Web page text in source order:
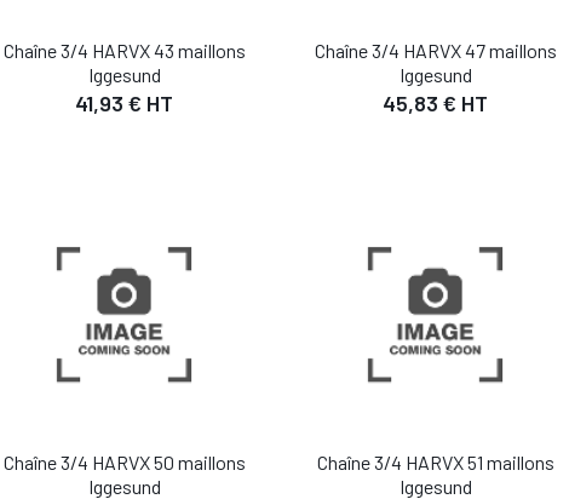
Chaîne 3/4 HARVX 43 maillons
Iggesund
41,93 € HT
Chaîne 3/4 HARVX 47 maillons
Iggesund
45,83 € HT
Chaîne 3/4 HARVX 50 maillons
Iggesund
Chaîne 3/4 HARVX 51 maillons
Iggesund